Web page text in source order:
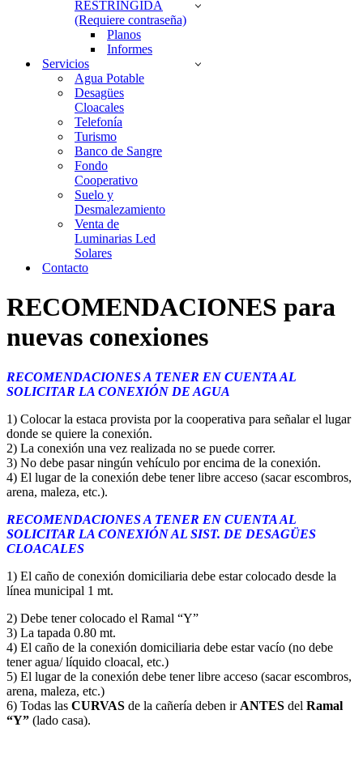
RESTRINGIDA
(Requiere contraseña)
Planos
Informes
Servicios
Agua Potable
Desagües
Cloacales
Telefonía
Turismo
Banco de Sangre
Fondo
Cooperativo
Suelo y
Desmalezamiento
Venta de
Luminarias Led
Solares
Contacto
RECOMENDACIONES para
nuevas conexiones
RECOMENDACIONES A TENER EN CUENTA AL
SOLICITAR LA CONEXIÓN DE AGUA
1) Colocar la estaca provista por la cooperativa para señalar el lugar
donde se quiere la conexión.
2) La conexión una vez realizada no se puede correr.
3) No debe pasar ningún vehículo por encima de la conexión.
4) El lugar de la conexión debe tener libre acceso (sacar escombros,
arena, maleza, etc.).
RECOMENDACIONES A TENER EN CUENTA AL
SOLICITAR LA CONEXIÓN AL SIST. DE DESAGÜES
CLOACALES
1) El caño de conexión domiciliaria debe estar colocado desde la
línea municipal 1 mt.
2) Debe tener colocado el Ramal “Y”
3) La tapada 0.80 mt.
4) El caño de la conexión domiciliaria debe estar vacío (no debe
tener agua/ líquido cloacal, etc.)
5) El lugar de la conexión debe tener libre acceso (sacar escombros,
arena, maleza, etc.)
6) Todas las CURVAS de la cañería deben ir ANTES del Ramal
“Y” (lado casa).